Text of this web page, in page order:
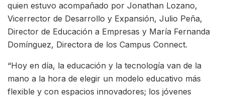
quien estuvo acompañado por Jonathan Lozano,
Vicerrector de Desarrollo y Expansión, Julio Peña,
Director de Educación a Empresas y María Fernanda
Domínguez, Directora de los Campus Connect.
“Hoy en día, la educación y la tecnología van de la
mano a la hora de elegir un modelo educativo más
flexible y con espacios innovadores; los jóvenes